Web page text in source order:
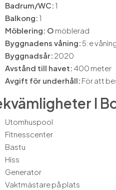
Badrum/WC: 1
Balkong: 1
Möblering: O möblerad
Byggnadens våning:5:e
Byggnadsår: 2020
Avstånd till havet: 400 meter
Avgift för underhåll: För att
I
Utomhuspool
Fitnesscenter
Bastu
Hiss
Generator
Vaktmästare på plats